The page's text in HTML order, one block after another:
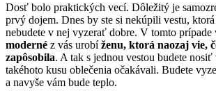
Dosť bolo praktických vecí. Dôležitý je
prvý dojem. Dnes by ste si nekúpili vestu, ktorá
nebudete v nej vyzerať dobre. V tomto prípade
moderné z vás urobíženu, ktorá naozaj vie,
zapôsobila. A tak s jednou vestou budete nosiť
takéhoto kusu oblečenia očakávali. Budete
a navyše vám bude teplo.